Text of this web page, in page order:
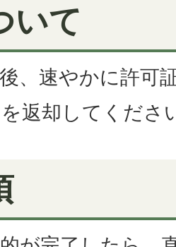
いて
、速やかに許可
返却してくださ